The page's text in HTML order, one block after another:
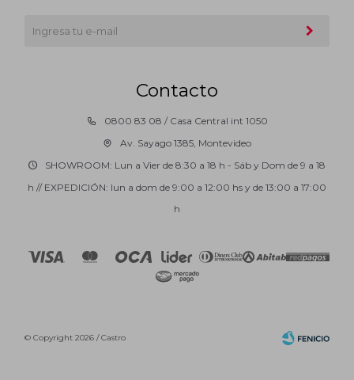
Contacto
0800 83 08 / Casa Central int 1050
Av. Sayago 1385, Montevideo
SHOWROOM: Lun a Vier de 8:30 a 18 h - Sáb y Dom de 9 a 18
h // EXPEDICIÓN: lun a dom de 9:00 a 12:00 hs y de 13:00 a 17:00
h
© Copyright 2026 / Castro